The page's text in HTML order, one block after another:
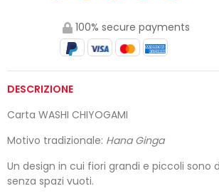
100% secure payments
DESCRIZIONE
Carta WASHI CHIYOGAMI
Motivo tradizionale: Hana Ginga
Un design in cui fiori grandi e piccoli sono
senza spazi vuoti.